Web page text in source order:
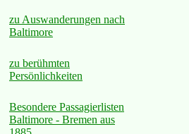
zu Auswanderungen nach
Baltimore
zu berühmten
Persönlichkeiten
Besondere Passagierlisten
Baltimore - Bremen aus